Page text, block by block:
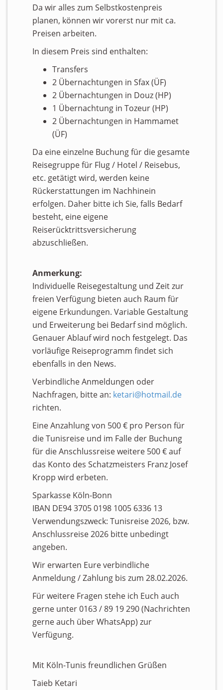
Da wir alles zum Selbstkostenpreis
planen, können wir vorerst nur mit ca.
Preisen arbeiten.
In diesem Preis sind enthalten:
Transfers
2 Übernachtungen in Sfax (ÜF)
2 Übernachtungen in Douz (HP)
1 Übernachtung in Tozeur (HP)
2 Übernachtungen in Hammamet
(ÜF)
Da eine einzelne Buchung für die gesamte
Reisegruppe für Flug / Hotel / Reisebus,
etc. getätigt wird, werden keine
Rückerstattungen im Nachhinein
erfolgen. Daher bitte ich Sie, falls Bedarf
besteht, eine eigene
Reiserücktrittsversicherung
abzuschließen.
Anmerkung:
Individuelle Reisegestaltung und Zeit zur
freien Verfügung bieten auch Raum für
eigene Erkundungen. Variable Gestaltung
und Erweiterung bei Bedarf sind möglich.
Genauer Ablauf wird noch festgelegt. Das
vorläufige Reiseprogramm findet sich
ebenfalls in den News.
Verbindliche Anmeldungen oder
Nachfragen, bitte an: ketari@hotmail.de
richten.
Eine Anzahlung von 500 € pro Person für
die Tunisreise und im Falle der Buchung
für die Anschlussreise weitere 500 € auf
das Konto des Schatzmeisters Franz Josef
Kropp wird erbeten.
Sparkasse Köln-Bonn
IBAN DE94 3705 0198 1005 6336 13
Verwendungszweck: Tunisreise 2026, bzw.
Anschlussreise 2026 bitte unbedingt
angeben.
Wir erwarten Eure verbindliche
Anmeldung / Zahlung bis zum 28.02.2026.
Für weitere Fragen stehe ich Euch auch
gerne unter 0163 / 89 19 290 (Nachrichten
gerne auch über WhatsApp) zur
Verfügung.
Mit Köln-Tunis freundlichen Grüßen
Taieb Ketari